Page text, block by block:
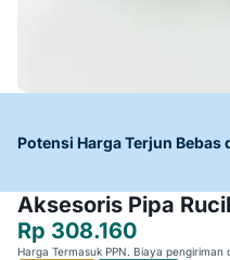
Potensi Harga Terjun Bebas
Aksesoris Pipa
Rp 308.160
Harga Termasuk PPN. Biaya pengiriman